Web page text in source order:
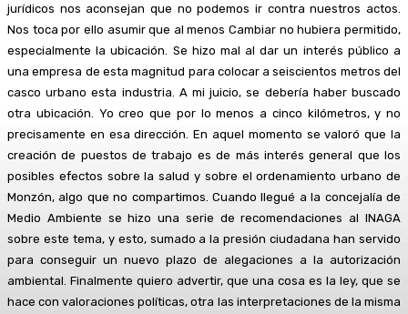
jurídicos nos aconsejan que no podemos ir contra nuestros actos.
Nos toca por ello asumir que al menos Cambiar no hubiera permitido,
especialmente la ubicación. Se hizo mal al dar un interés público a
una empresa de esta magnitud para colocar a seiscientos metros del
casco urbano esta industria. A mi juicio, se debería haber buscado
otra ubicación. Yo creo que por lo menos a cinco kilómetros, y no
precisamente en esa dirección. En aquel momento se valoró que la
creación de puestos de trabajo es de más interés general que los
posibles efectos sobre la salud y sobre el ordenamiento urbano de
Monzón, algo que no compartimos. Cuando llegué a la concejalía de
Medio Ambiente se hizo una serie de recomendaciones al INAGA
sobre este tema, y esto, sumado a la presión ciudadana han servido
para conseguir un nuevo plazo de alegaciones a la autorización
ambiental. Finalmente quiero advertir, que una cosa es la ley, que se
hace con valoraciones políticas, otra las interpretaciones de la misma